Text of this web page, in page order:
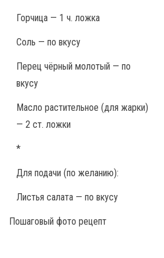
Горчица — 1 ч. ложка
Соль — по вкусу
Перец чёрный молотый — по
вкусу
Масло растительное (для жарки)
— 2 ст. ложки
*
Для подачи (по желанию):
Листья салата — по вкусу
Пошаговый фото рецепт